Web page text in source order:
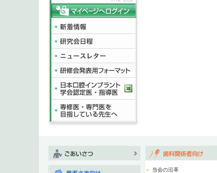
当会の沿革